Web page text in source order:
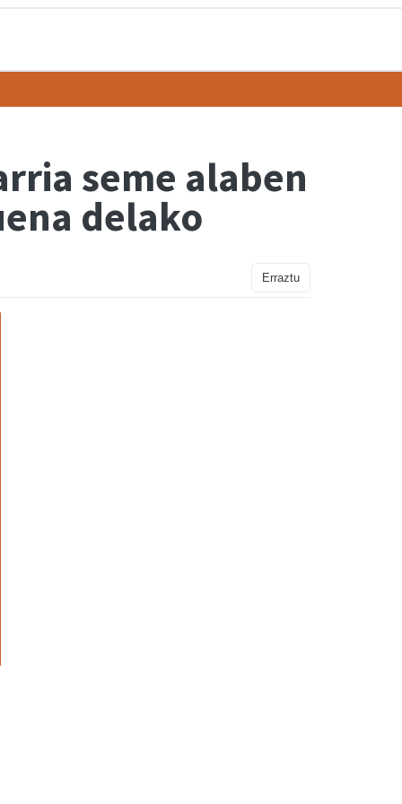
seme alaben
delako
Erraztu